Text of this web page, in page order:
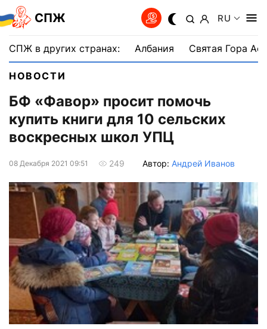
СПЖ RU
СПЖ в других странах: Албания Святая Гора
НОВОСТИ
БФ «Фавор» просит помочь
купить книги для 10 сельских
воскресных школ УПЦ
08 Декабря 2021 09:51 249 Автор: Андрей Иванов